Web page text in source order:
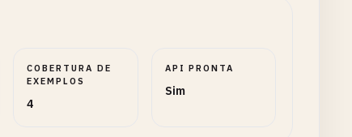
COBERTURA DE
EXEMPLOS
4
API PRONTA
Sim